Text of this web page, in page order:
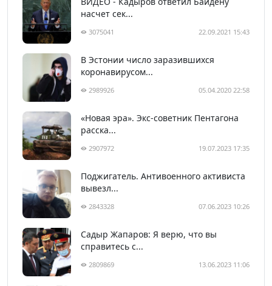
насчет сек...
3075041 22.09.2021 15:43
В Эстонии число заразившихся
коронавирусом...
2989926 05.04.2020 22:58
«Новая эра». Экс-советник Пентагона
расска...
2907972 19.07.2023 17:35
Поджигатель. Антивоенного активиста
вывезл...
2843328 07.06.2023 10:26
Садыр Жапаров: Я верю, что вы
справитесь с...
2809869 13.06.2023 11:06